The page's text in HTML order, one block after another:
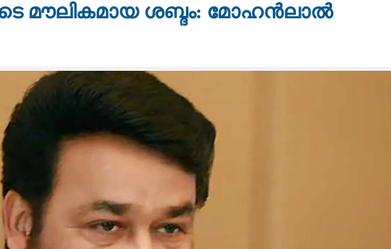
മൗലികമായ ശബ്ദം: മോഹൻലാൽ